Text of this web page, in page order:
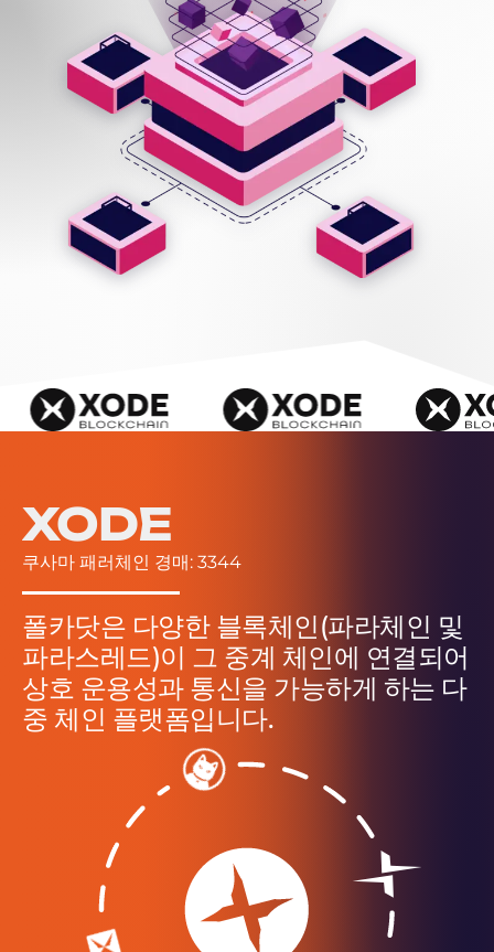
XODE
쿠사마 패러체인 경매: 3344
폴카닷은 다양한 블록체인(파라체인 및
파라스레드)이 그 중계 체인에 연결되어
상호 운용성과 통신을 가능하게 하는 다
중 체인 플랫폼입니다.